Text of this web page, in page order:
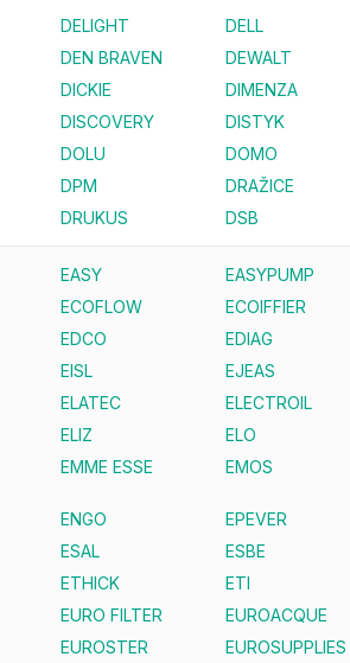
DELIGHT
DELL
DEN BRAVEN
DEWALT
DICKIE
DIMENZA
DISCOVERY
DISTYK
DOLU
DOMO
DPM
DRAŽICE
DRUKUS
DSB
EASY EASYPUMP
ECOFLOW
ECOIFFIER
EDCO
EDIAG
EISL
EJEAS
ELATEC
ELECTROIL
ELIZ
ELO
EMME ESSE
EMOS
ENGO
EPEVER
ESAL
ESBE
ETHICK
ETI
EURO FILTER
EUROACQUE
EUROSTER
EUROSUPPLIES